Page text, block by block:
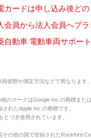
カードは申し込み後ど
会員から法人会員へプ
自動車 電動車両サポー
状態や測定方法などで異なります。
のマークはGoogle Inc.の商標また
れたApple Inc.の商標です。
づき使用されています。
の他の国で登録されたRockford